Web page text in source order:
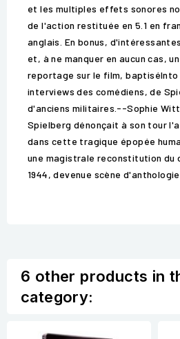
et les multiples effets sonores
de l'action restituée en 5.1 en
anglais. En bonus,
et, à ne manquer en aucun cas,
reportage sur le film, baptiséInto
interviews des comédiens, de
d'anciens militaires.--Sophie
Spielberg dénonçait à son tour
dans cette tragique épopée
une magistrale reconstitution du
1944, devenue scène d'anthologie.
6 other products in
category: